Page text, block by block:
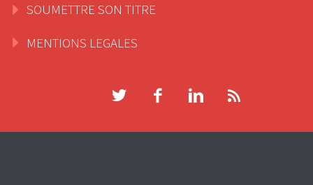
SOUMETTRE SON TITRE
MENTIONS LEGALES